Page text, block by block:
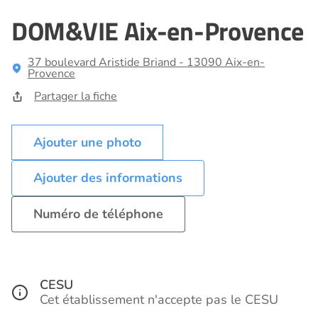
DOM&VIE Aix-en-Provence
37 boulevard Aristide Briand - 13090 Aix-en-
Provence
Partager la fiche
Ajouter des informations
Numéro de téléphone
CESU
Cet établissement n'accepte pas le CESU